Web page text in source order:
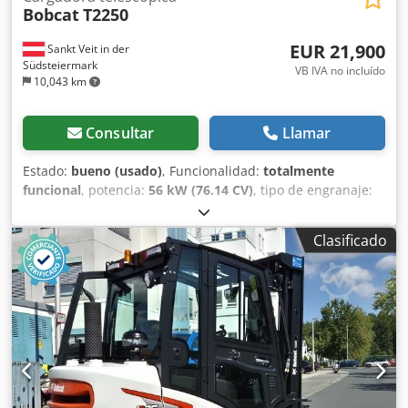
Sankt Veit in der
Südsteiermark
10,043 km
BobcatT2250
EUR 21,900
VB IVA no incluído
Consultar Llamar
Estado: bueno (usado), Funcionalidad: totalmente
funcional, potencia: 56 kW (76.14 CV), tipo de engranaje:
, tipo de combustible:
elevación:2,200 kg/m, Año de fabricación:2008, horas de
funcionamiento:4,871 h, Equipamiento:
cabina, horquillas
para palés , Cargadora telescópica BOBCAT T2250 Año de
fabricación: 2008 Según contador: 4.871 horas Capacidad
de elevación: 2,2 toneladas Altura de elevación: 5 metros
Potencia: 56 kW Transmisión hidrostática de 2 velocidades
Altura total: solo 198 cm Ancho total: solo 190 cm - Incluye
horquilla - Acoplamiento rápido mecánico - Circuito
auxiliar hasta el soporte de la horquilla - Tracción a las
cuatro ruedas - 3 modos de dirección - Control mediante
Clasificado